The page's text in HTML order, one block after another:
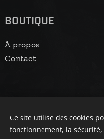
BOUTIQUE
À propos
Contact
Adresse
Numéro
Ce site utilise des cookies
fonctionnement, la